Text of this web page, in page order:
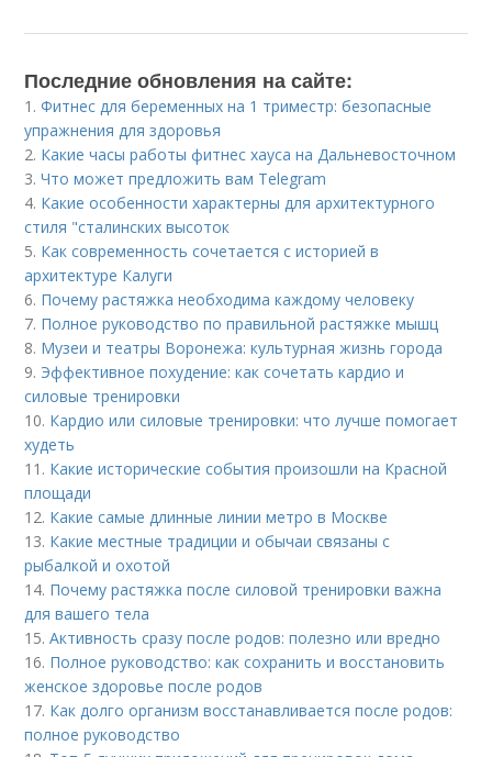
Последние обновления на сайте:
1.Фитнес для беременных на 1 триместр: безопасные
упражнения для здоровья
2. Какие часы работы фитнес хауса на Дальневосточном
3.Что может предложить вам Telegram
4. Какие особенности характерны для архитектурного
стиля "сталинских высоток
5. Как современность сочетается с историей в
архитектуре Калуги
6. Почему растяжка необходима каждому человеку
7. Полное руководство по правильной растяжке мышц
8. Музеи и театры Воронежа: культурная жизнь города
9. Эффективное похудение: как сочетать кардио и
силовые тренировки
10. Кардио или силовые тренировки: что лучше помогает
худеть
11. Какие исторические события произошли на Красной
площади
12. Какие самые длинные линии метро в Москве
13. Какие местные традиции и обычаи связаны с
рыбалкой и охотой
14. Почему растяжка после силовой тренировки важна
для вашего тела
15.Активность сразу после родов: полезно или вредно
16. Полное руководство: как сохранить и восстановить
женское здоровье после родов
17. Как долго организм восстанавливается после родов:
полное руководство